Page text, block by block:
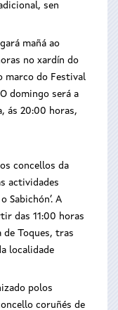
sen
mañá ao
no xardín do
marco do Festival
domingo será a
ás 20:00 horas,
concellos da
actividades
Sabichón’. A
das 11:00 horas
de Toques, tras
localidade
polos
coruñés de